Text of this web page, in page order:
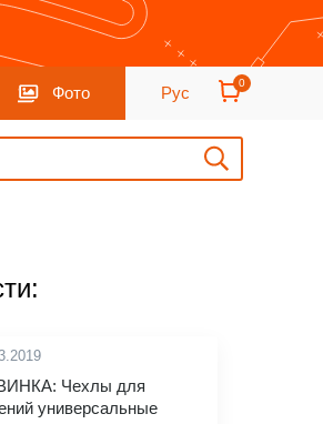
Фото Рус
0
Чехлы для
универсальные